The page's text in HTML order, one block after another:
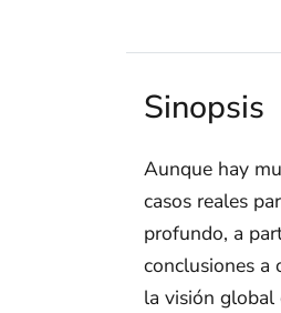
Sinopsis
Aunque hay
casos reales
profundo, a
conclusiones a
la visión global